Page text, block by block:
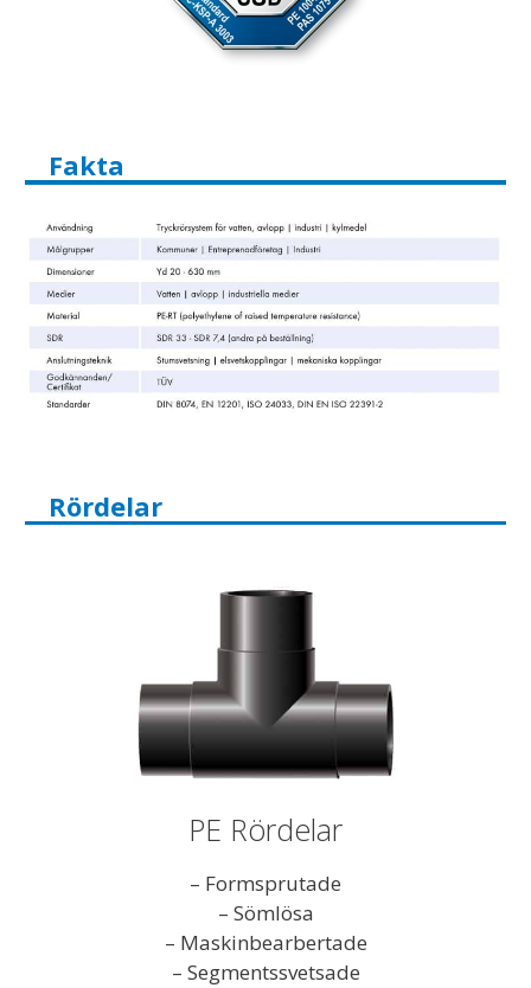
Fakta
Rördelar
PE Rördelar
– Formsprutade
– Sömlösa
– Maskinbearbertade
– Segmentssvetsade